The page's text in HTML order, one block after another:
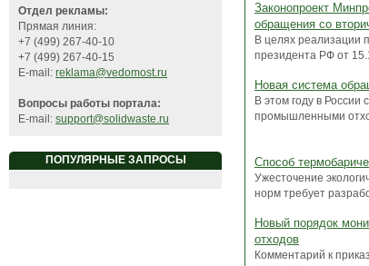
Отдел рекламы:
Прямая линия:
+7 (499) 267-40-10
+7 (499) 267-40-15
E-mail: reklama@vedomost.ru
Вопросы работы портала:
E-mail: support@solidwaste.ru
ПОПУЛЯРНЫЕ ЗАПРОСЫ
Законопроект
обращения со
В целях реализации
президента РФ от
Новая система
В этом году в
промышленными
Способ
Ужесточение
норм требует
Новый порядок
отходов
Комментарий к